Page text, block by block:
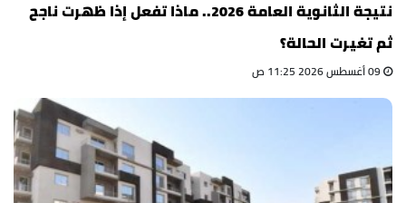
نتيجة الثانوية العامة 2026.. ماذا تفعل إذا ظهرت ناجح
ثم تغيرت الحالة؟